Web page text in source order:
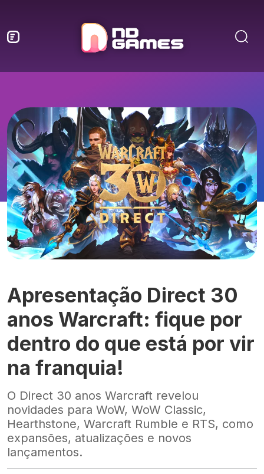
Apresentação Direct 30
anos Warcraft: fique por
dentro do que está por vir
na franquia!
O Direct 30 anos Warcraft revelou
novidades para WoW, WoW Classic,
Hearthstone, Warcraft Rumble e RTS, como
expansões, atualizações e novos
lançamentos.